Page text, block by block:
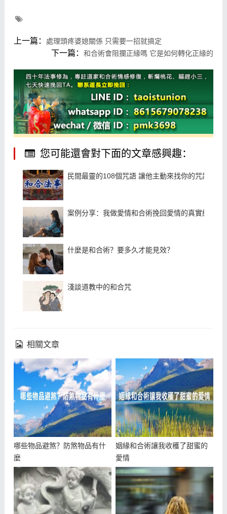
上一篇： 處理頭疼婆媳關係 只需要一招就搞定
下一篇：和合術會阻攔正緣嗎 它是如何轉化正緣的
您可能還會對下面的文章感興趣：
民間最靈的108個咒語 讓他主動來找你的咒語
案例分享：我做愛情和合術挽回愛情的真實經曆
什麼是和合術？要多久才能見效？
淺談道教中的和合咒
相關文章
哪些物品避煞？防煞物品有什
麼
姻緣和合術讓我收穫了甜蜜的
愛情